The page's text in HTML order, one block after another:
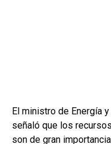
El ministro de Energía
señaló que los
son de gran